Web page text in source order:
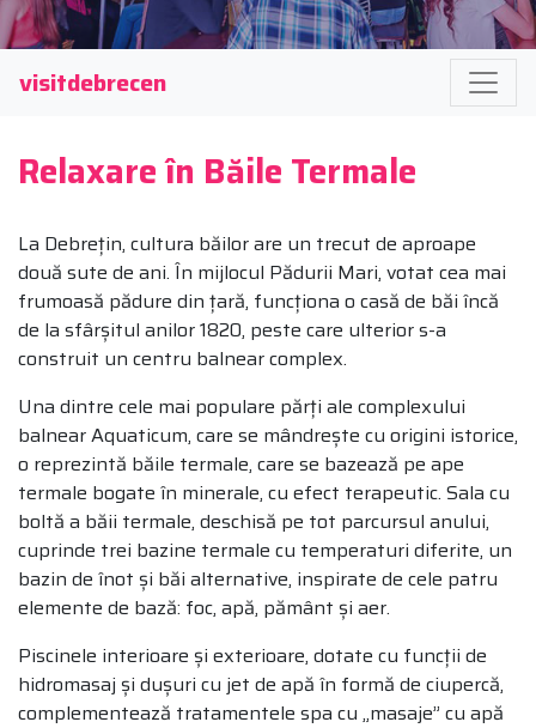
visitdebrecen
Relaxare în Băile Termale
La Debrețin, cultura băilor are un trecut de aproape
două sute de ani. În mijlocul Pădurii Mari, votat cea mai
frumoasă pădure din țară, funcționa o casă de băi încă
de la sfârșitul anilor 1820, peste care ulterior s-a
construit un centru balnear complex.
Una dintre cele mai populare părți ale complexului
balnear Aquaticum, care se mândrește cu origini istorice,
o reprezintă băile termale, care se bazează pe ape
termale bogate în minerale, cu efect terapeutic. Sala cu
boltă a băii termale, deschisă pe tot parcursul anului,
cuprinde trei bazine termale cu temperaturi diferite, un
bazin de înot și băi alternative, inspirate de cele patru
elemente de bază: foc, apă, pământ și aer.
Piscinele interioare și exterioare, dotate cu funcții de
hidromasaj și dușuri cu jet de apă în formă de ciupercă,
complementează tratamentele spa cu „masaje” cu apă